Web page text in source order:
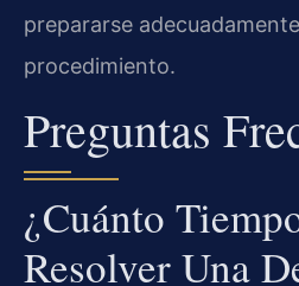
prepararse
procedimiento.
Preguntas
¿Cuánto
Resolver Una